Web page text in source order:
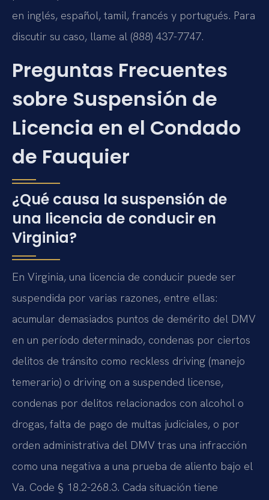
en inglés, español, tamil, francés y portugués. Para
discutir su caso, llame al (888) 437-7747.
Preguntas Frecuentes
sobre Suspensión de
Licencia en el Condado
de Fauquier
¿Qué causa la suspensión de
una licencia de conducir en
Virginia?
En Virginia, una licencia de conducir puede ser
suspendida por varias razones, entre ellas:
acumular demasiados puntos de demérito del DMV
en un período determinado, condenas por ciertos
delitos de tránsito como reckless driving (manejo
temerario) o driving on a suspended license,
condenas por delitos relacionados con alcohol o
drogas, falta de pago de multas judiciales, o por
orden administrativa del DMV tras una infracción
como una negativa a una prueba de aliento bajo el
Va. Code § 18.2-268.3. Cada situación tiene